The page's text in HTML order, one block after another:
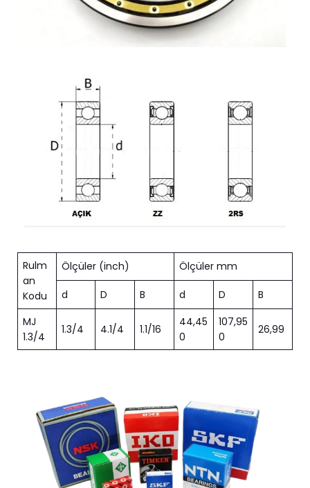
Rulm
an
Kodu
Ölçüler (inch) Ölçüler mm
d D B d D
B
MJ
1.3/4
1.3/4 4.1/4 1.1/16
44,45
0
107,95
0
26,99